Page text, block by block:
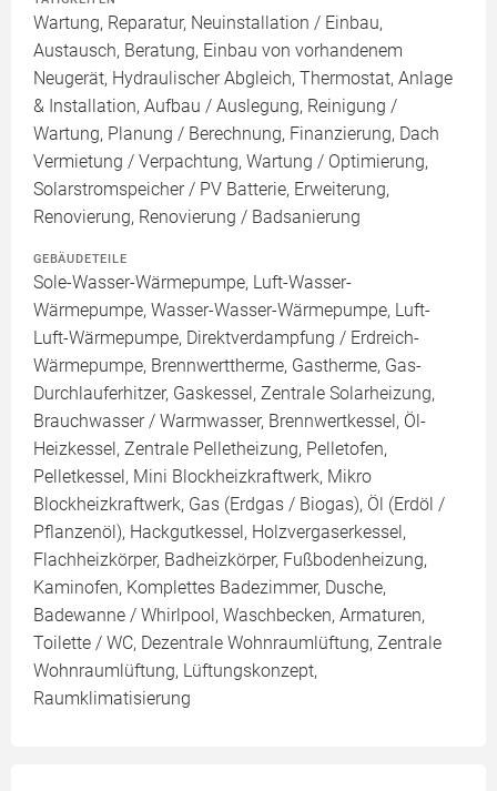
Wartung, Reparatur, Neuinstallation / Einbau,
Austausch, Beratung, Einbau von vorhandenem
Neugerät, Hydraulischer Abgleich, Thermostat, Anlage
& Installation, Aufbau / Auslegung, Reinigung /
Wartung, Planung / Berechnung, Finanzierung, Dach
Vermietung / Verpachtung, Wartung / Optimierung,
Solarstromspeicher / PV Batterie, Erweiterung,
Renovierung, Renovierung / Badsanierung
GEBÄUDETEILE
Sole-Wasser-Wärmepumpe, Luft-Wasser-
Wärmepumpe, Wasser-Wasser-Wärmepumpe, Luft-
Luft-Wärmepumpe, Direktverdampfung / Erdreich-
Wärmepumpe, Brennwerttherme, Gastherme, Gas-
Durchlauferhitzer, Gaskessel, Zentrale Solarheizung,
Brauchwasser / Warmwasser, Brennwertkessel, Öl-
Heizkessel, Zentrale Pelletheizung, Pelletofen,
Pelletkessel, Mini Blockheizkraftwerk, Mikro
Blockheizkraftwerk, Gas (Erdgas / Biogas), Öl (Erdöl /
Pflanzenöl), Hackgutkessel, Holzvergaserkessel,
Flachheizkörper, Badheizkörper, Fußbodenheizung,
Kaminofen, Komplettes Badezimmer, Dusche,
Badewanne / Whirlpool, Waschbecken, Armaturen,
Toilette / WC, Dezentrale Wohnraumlüftung, Zentrale
Wohnraumlüftung, Lüftungskonzept,
Raumklimatisierung